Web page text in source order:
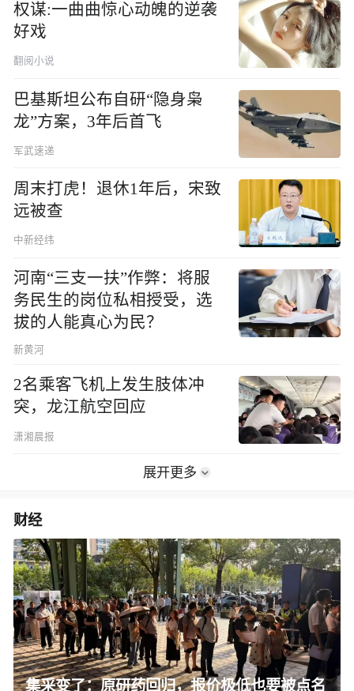
权谋:一曲曲惊心动魄的逆袭
好戏
翻阅小说
巴基斯坦公布自研“隐身枭
龙”方案，3年后首飞
军武速递
周末打虎！退休1年后，宋致
远被查
中新经纬
河南“三支一扶”作弊：将服
务民生的岗位私相授受，选
拔的人能真心为民？
新黄河
2名乘客飞机上发生肢体冲
突，龙江航空回应
潇湘晨报
展开更多
财经
集采变了：原研药回归，报价极低也要被点名